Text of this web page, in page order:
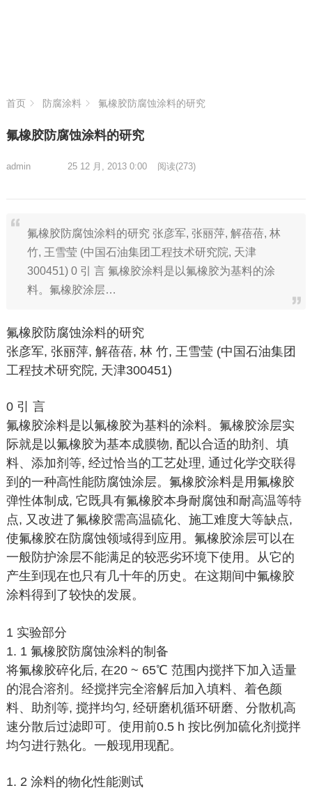
首页 防腐涂料 氟橡胶防腐蚀涂料的研究
氟橡胶防腐蚀涂料的研究
admin 25 12 月, 2013 0:00 阅读(273)
氟橡胶防腐蚀涂料的研究 张彦军, 张丽萍, 解蓓蓓, 林
竹, 王雪莹 (中国石油集团工程技术研究院, 天津
300451) 0 引 言 氟橡胶涂料是以氟橡胶为基料的涂
料。氟橡胶涂层…
氟橡胶防腐蚀涂料的研究
张彦军, 张丽萍, 解蓓蓓, 林 竹, 王雪莹 (中国石油集团
工程技术研究院, 天津300451)
0 引 言
氟橡胶涂料是以氟橡胶为基料的涂料。氟橡胶涂层实
际就是以氟橡胶为基本成膜物, 配以合适的助剂、填
料、添加剂等, 经过恰当的工艺处理, 通过化学交联得
到的一种高性能防腐蚀涂层。氟橡胶涂料是用氟橡胶
弹性体制成, 它既具有氟橡胶本身耐腐蚀和耐高温等特
点, 又改进了氟橡胶需高温硫化、施工难度大等缺点,
使氟橡胶在防腐蚀领域得到应用。氟橡胶涂层可以在
一般防护涂层不能满足的较恶劣环境下使用。从它的
产生到现在也只有几十年的历史。在这期间中氟橡胶
涂料得到了较快的发展。
1 实验部分
1. 1 氟橡胶防腐蚀涂料的制备
将氟橡胶碎化后, 在20 ~ 65℃ 范围内搅拌下加入适量
的混合溶剂。经搅拌完全溶解后加入填料、着色颜
料、助剂等, 搅拌均匀, 经研磨机循环研磨、分散机高
速分散后过滤即可。使用前0.5 h 按比例加硫化剂搅拌
均匀进行熟化。一般现用现配。
1. 2 涂料的物化性能测试